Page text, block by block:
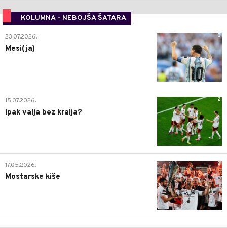
KOLUMNA - NEBOJŠA ŠATARA
0
23.07.2026.
Mesi(ja)
2
15.07.2026.
Ipak valja bez kralja?
0
17.05.2026.
Mostarske kiše